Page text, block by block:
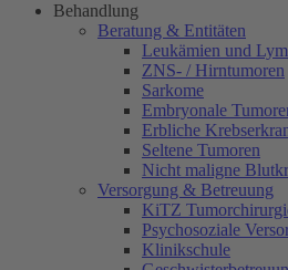
Behandlung
Beratung & Entitäten
Leukämien und
ZNS- / Hirntumoren
Sarkome
Embryonale
Erbliche
Seltene Tumoren
Nicht maligne
Versorgung & Betreuung
KiTZ
Psychosoziale
Klinikschule